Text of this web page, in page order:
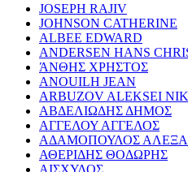
JOSEPH RAJIV
JOHNSON CATHERINE
ALBEE EDWARD
ANDERSEN HANS
ΆΝΘΗΣ ΧΡΗΣΤΟΣ
ANOUILH JEAN
ARBUZOV ALEKSEI
ΑΒΔΕΛΙΩΔΗΣ ΔΗΜΟΣ
ΑΓΓΕΛΟΥ ΑΓΓΕΛΟΣ
ΑΔΑΜΟΠΟΥΛΟΣ
ΑΘΕΡΙΔΗΣ ΘΟΔΩΡΗΣ
ΑΙΣΧΥΛΟΣ